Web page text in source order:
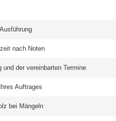
nach Noten
der vereinbarten Termine
Auftrages
bei Mängeln